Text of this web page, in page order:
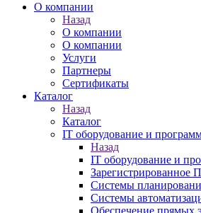
О компании
Назад
О компании
О компании
Услуги
Партнеры
Сертификаты
Каталог
Назад
Каталог
IT оборудование и
Назад
IT оборудование и
Зарегистрированное
Системы
Системы
Обеспечение прямых